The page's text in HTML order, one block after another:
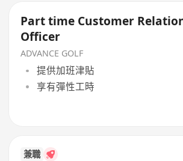
Part time Customer
Officer
ADVANCE GOLF
提供加班津貼
享有彈性工時
兼職